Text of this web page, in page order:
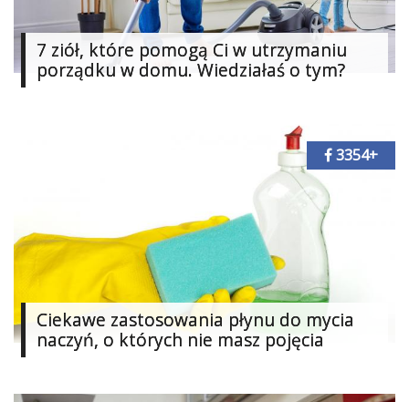
Dodaj
Dodaj
galerię
7 ziół, które pomogą Ci w utrzymaniu
porządku w domu. Wiedziałaś o tym?
Ciekawe zastosowania płynu do mycia
naczyń, o których nie masz pojęcia
3354+